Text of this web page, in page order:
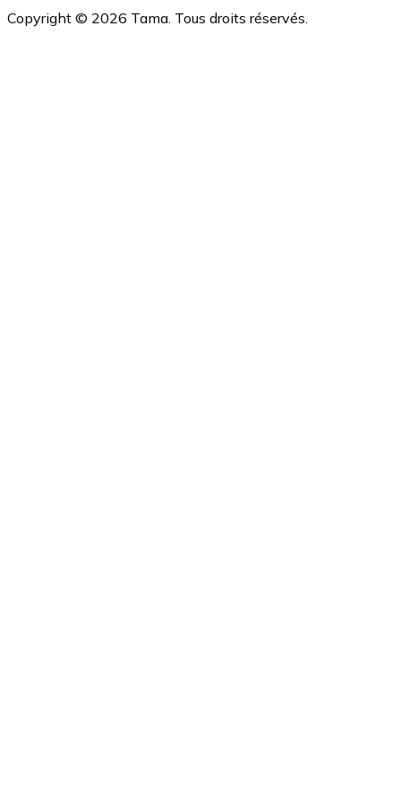
Copyright © 2026 Tama. Tous droits réservés.